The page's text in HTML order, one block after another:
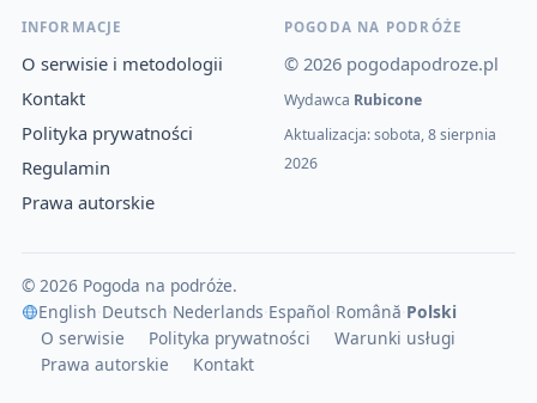
INFORMACJE
O serwisie i metodologii
Kontakt
Polityka prywatności
Regulamin
Prawa autorskie
POGODA NA PODRÓŻE
© 2026 pogodapodroze.pl
Wydawca Rubicone
Aktualizacja: sobota, 8 sierpnia
2026
© 2026 Pogoda na podróże.
English Deutsch Nederlands Español Română Polski
O serwisie
Polityka prywatności
Warunki usługi
Prawa autorskie
Kontakt